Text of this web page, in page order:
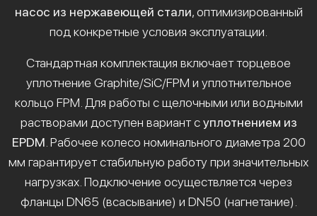
насос из нержавеющей стали, оптимизированный
под конкретные условия эксплуатации.
Стандартная комплектация включает торцевое
уплотнение Graphite/SiC/FPM и уплотнительное
кольцо FPM. Для работы с щелочными или водными
растворами доступен вариант суплотнением из
EPDM . Рабочее колесо номинального диаметра 200
мм гарантирует стабильную работу при значительных
нагрузках. Подключение осуществляется через
фланцы DN65 (всасывание) и DN50 (нагнетание).